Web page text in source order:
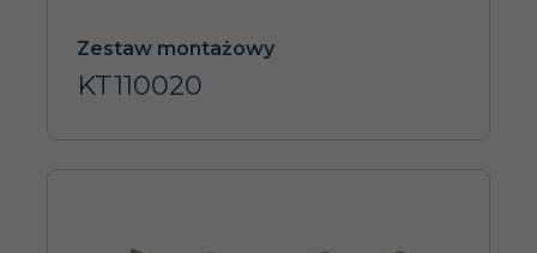
Zestaw montażowy
KT110020